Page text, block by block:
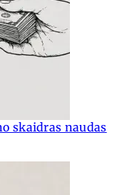
skaidras naudas